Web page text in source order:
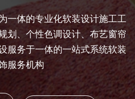
一体的专业化软装设计施工工
划、个性色调设计、布艺窗帘
服务于一体的一站式系统软装
服务机构